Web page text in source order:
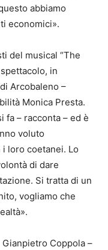
abbiamo
economici».
del musical “The
in
Arcobaleno –
Monica Presta.
fa – racconta – ed è
voluto
loro coetanei. Lo
di dare
Si tratta di un
vogliamo che
Coppola –